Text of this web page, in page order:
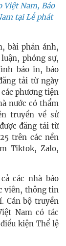
Việt Nam, Báo
tại Lễ phát
bài phản ánh,
phóng sự,
báo in, báo
tải từ ngày
phương tiện
nước có thẩm
truyền về sử
đăng tải từ
trên các nền
Tiktok, Zalo,
các nhà báo
viên, thông tin
Cán bộ truyền
Nam có tác
kiện Thể lệ